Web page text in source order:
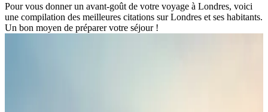
Pour vous donner un avant-goût de votre voyage à Londres, voici
une compilation des meilleures citations sur Londres et ses habitants.
Un bon moyen de préparer votre séjour !